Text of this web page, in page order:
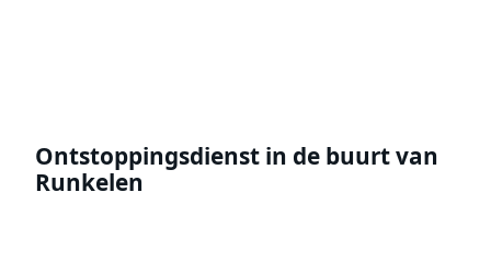
Ontstoppingsdienst in de buurt van
Runkelen